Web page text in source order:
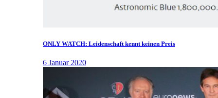
ONLY WATCH: Leidenschaft kennt keinen Preis
6 Januar 2020